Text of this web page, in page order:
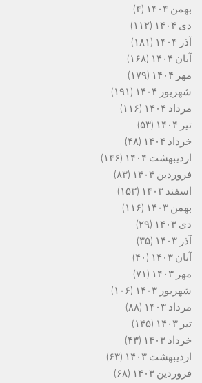
بهمن ۱۴۰۴
(۴)
دی ۱۴۰۴
(۱۱۲)
آذر ۱۴۰۴
(۱۸۱)
آبان ۱۴۰۴
(۱۶۸)
مهر ۱۴۰۴
(۱۷۹)
شهریور ۱۴۰۴
(۱۹۱)
مرداد ۱۴۰۴
(۱۱۶)
تیر ۱۴۰۴
(۵۳)
خرداد ۱۴۰۴
(۴۸)
اردیبهشت ۱۴۰۴
(۱۴۶)
فروردین ۱۴۰۴
(۸۳)
اسفند ۱۴۰۳
(۱۵۳)
بهمن ۱۴۰۳
(۱۱۶)
دی ۱۴۰۳
(۲۹)
آذر ۱۴۰۳
(۳۵)
آبان ۱۴۰۳
(۴۰)
مهر ۱۴۰۳
(۷۱)
شهریور ۱۴۰۳
(۱۰۶)
مرداد ۱۴۰۳
(۸۸)
تیر ۱۴۰۳
(۱۴۵)
خرداد ۱۴۰۳
(۴۳)
اردیبهشت ۱۴۰۳
(۶۳)
فروردین ۱۴۰۳
(۶۸)